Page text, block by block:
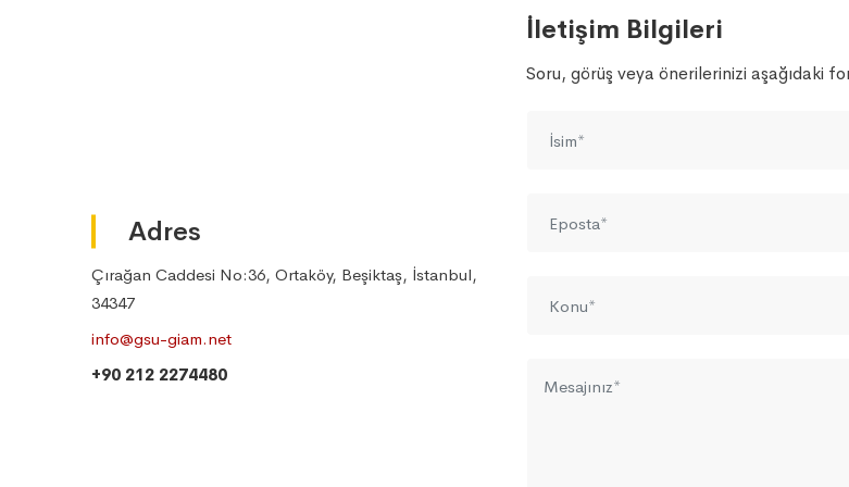
Adres
Çırağan Caddesi No:36, Ortaköy, Beşiktaş, İstanbul,
34347
info@gsu-giam.net
+90 212 2274480
İletişim Bilgileri
Soru, görüş veya önerilerinizi aşağıdaki